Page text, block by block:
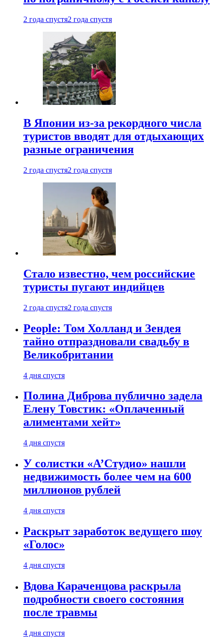
2 года спустя2 года спустя
В Японии из-за рекордного числа
туристов вводят для отдыхающих
разные ограничения
2 года спустя2 года спустя
Стало известно, чем российские
туристы пугают индийцев
2 года спустя2 года спустя
People: Том Холланд и Зендея
тайно отпраздновали свадьбу в
Великобритании
4 дня спустя
Полина Диброва публично задела
Елену Товстик: «Оплаченный
алиментами хейт»
4 дня спустя
У солистки «А’Студио» нашли
недвижимость более чем на 600
миллионов рублей
4 дня спустя
Раскрыт заработок ведущего шоу
«Голос»
4 дня спустя
Вдова Караченцова раскрыла
подробности своего состояния
после травмы
4 дня спустя